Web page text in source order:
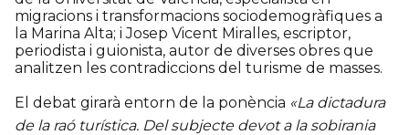
migracions i transformacions sociodemogràfiques a
la Marina Alta; i Josep Vicent Miralles, escriptor,
periodista i guionista, autor de diverses obres que
analitzen les contradiccions del turisme de masses.
El debat girarà entorn de la ponència «La dictadura
de la raó turística. Del subjecte devot a la sobirania